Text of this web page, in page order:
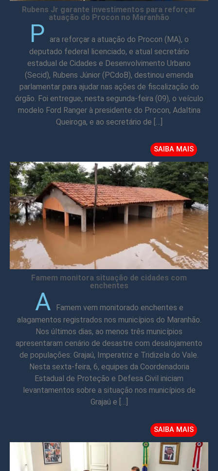
Rubens Jr garante investimentos para reforçar
atuação do Procon no Maranhão
P
ara reforçar a atuação do Procon (MA), o
deputado federal licenciado, e atual secretário
estadual de Cidades e Desenvolvimento Urbano
(Secid), Rubens Júnior (PCdoB), destinou emenda
parlamentar para ajudar nas ações de fiscalização do
órgão. Foi entregue, nesta segunda-feira (09), o veículo
modelo Ford Ranger à presidente do Procon, Adaltina
Queiroga, e ao secretário de […]
SAIBA MAIS
Famem monitora situação de cidades com
enchentes
A
Famem vem monitorado enchentes e
alagamentos registrados nos municípios do Maranhão.
Nos últimos dias, ao menos três municípios
apresentaram cenário de desastre com desalojamento
de populações: Grajaú, Imperatriz e Tridizela do Vale.
Nesta sexta-feira, 6, equipes da Coordenadoria
Estadual de Proteção e Defesa Civil iniciam
levantamentos sobre a situação nos municípios de
Grajaú e […]
SAIBA MAIS